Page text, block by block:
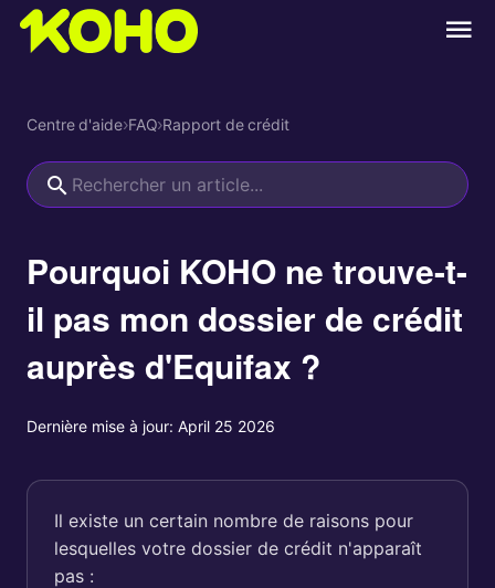
Centre d'aide›FAQ›Rapport de crédit
Pourquoi KOHO ne trouve-t-
il pas mon dossier de crédit
auprès d'Equifax ?
Dernière mise à jour: April 25 2026
Il existe un certain nombre de raisons pour
lesquelles votre dossier de crédit n'apparaît
pas :